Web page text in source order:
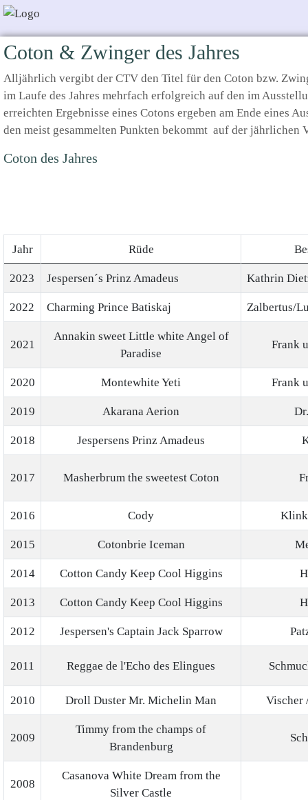
Coton & Zwinger des Jahres
Alljährlich vergibt der CTV den Titel für den Coton bzw.
im Laufe des Jahres mehrfach erfolgreich auf den im
erreichten Ergebnisse eines Cotons ergeben am Ende eines
den meist gesammelten Punkten bekommt auf der jährlichen
Coton des Jahres
Jahr Rüde
2023 Jespersen´s Prinz Amadeus Kathrin
2022 Charming Prince Batiskaj Zalbertus/
2021
Annakin sweet Little white Angel of
Paradise
Frank
2020 Montewhite Yeti Frank
2019 Akarana Aerion
2018 Jespersens Prinz Amadeus
2017 Masherbrum the sweetest Coton
2016 Cody
2015 Cotonbrie Iceman
2014 Cotton Candy Keep Cool Higgins
2013 Cotton Candy Keep Cool Higgins
2012 Jespersen's Captain Jack Sparrow
2011 Reggae de l'Echo des Elingues
2010 Droll Duster Mr. Michelin Man Vischer
2009
Timmy from the champs of
Brandenburg
2008
Casanova White Dream from the
Silver Castle